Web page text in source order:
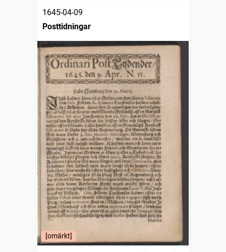
1645-04-09
Posttidningar
[omärkt]